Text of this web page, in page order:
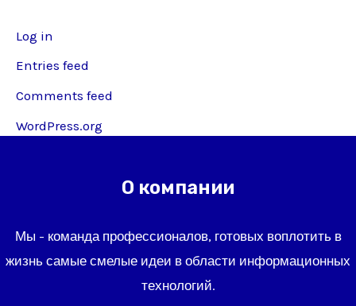
Log in
Entries feed
Comments feed
WordPress.org
О компании
Мы - команда профессионалов, готовых воплотить в
жизнь самые смелые идеи в области информационных
технологий.